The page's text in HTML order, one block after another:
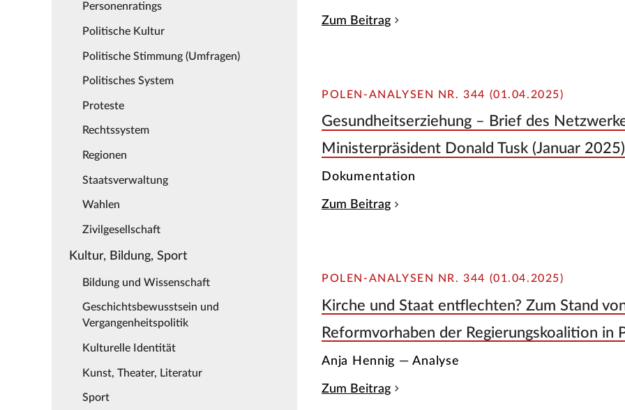
Personenratings
Politische Kultur
Politische Stimmung (Umfragen)
Politisches System
Proteste
Rechtssystem
Regionen
Staatsverwaltung
Wahlen
Zivilgesellschaft
Kultur, Bildung, Sport
Bildung und Wissenschaft
Geschichtsbewusstsein und
Vergangenheitspolitik
Kulturelle Identität
Kunst, Theater, Literatur
Sport
Zum Beitrag
POLEN-ANALYSEN NR. 344 (01.04.2025)
Gesundheitserziehung – Brief des
Ministerpräsident Donald Tusk (Januar 2025)
Dokumentation
Zum Beitrag
POLEN-ANALYSEN NR. 344 (01.04.2025)
Kirche und Staat entflechten? Zum Stand
Reformvorhaben der Regierungskoalition in
Anja Hennig — Analyse
Zum Beitrag